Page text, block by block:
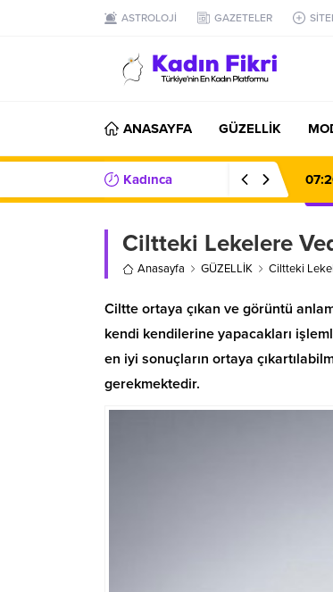
ASTROLOJİ GAZETELER
ANASAYFA GÜZELLİK
Kadınca
Ciltteki Lekelere
Anasayfa GÜZELLİK Ciltteki
Ciltte ortaya çıkan ve görüntü
kendi kendilerine yapacakları
en iyi sonuçların ortaya
gerekmektedir.